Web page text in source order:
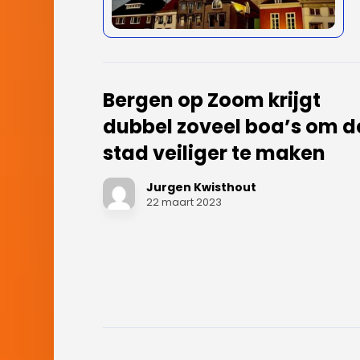
Bergen op Zoom krijgt
dubbel zoveel boa’s om
stad veiliger te maken
Jurgen Kwisthout
22 maart 2023